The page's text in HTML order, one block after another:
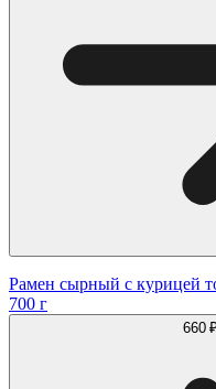
Рамен сырный с курицей
700 г
660